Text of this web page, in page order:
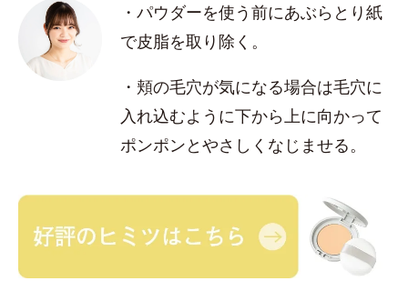
・パウダーを使う前にあぶらとり紙
で皮脂を取り除く。
・頬の毛穴が気になる場合は毛穴に
入れ込むように下から上に向かって
ポンポンとやさしくなじませる。